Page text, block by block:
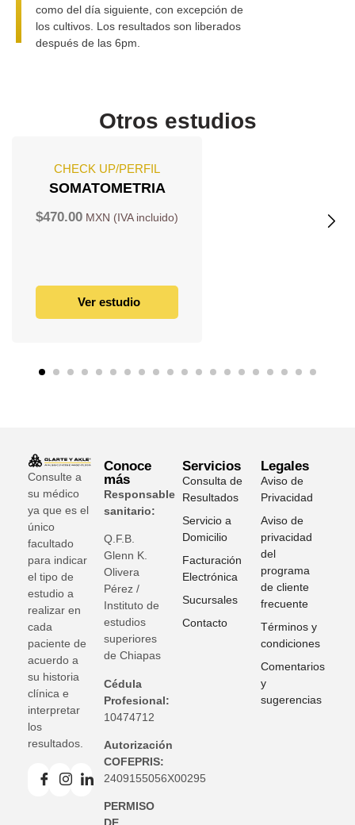
como del día siguiente, con excepción de
los cultivos. Los resultados son liberados
después de las 6pm.
Otros estudios
CHECK UP/PERFIL
SOMATOMETRIA
$470.00
Ver estudio
Consulte a
su médico
ya que es el
único
facultado
para indicar
el tipo de
estudio a
realizar en
cada
paciente de
acuerdo a
su historia
clínica e
interpretar
los
resultados.
Conoce
más
Responsable
sanitario:
Q.F.B.
Glenn K
Olivera
Pérez /
Instituto de
estudios
superiores
de Chiapas
Cédula
Profesional:
10474712
Autorización
COFEPRIS:
2409155056X00295
PERMISO
Servicios
Consulta de
Resultados
Servicio a
Domicilio
Facturación
Electrónica
Sucursales
Contacto
Legales
Aviso de
Privacidad
Aviso de
privacidad
del
programa
de cliente
frecuente
Términos y
condiciones
Comentarios
y
sugerencias